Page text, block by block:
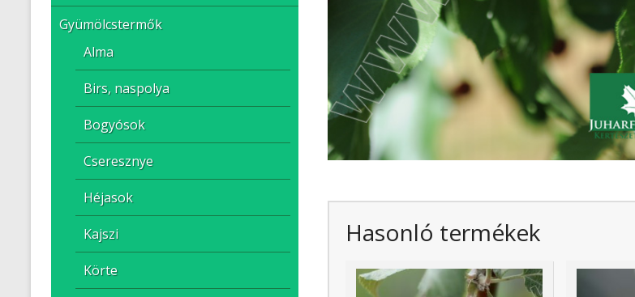
Hasonló termékek
Gyümölcstermők
Alma
Birs, naspolya
Bogyósok
Cseresznye
Héjasok
Kajszi
Körte